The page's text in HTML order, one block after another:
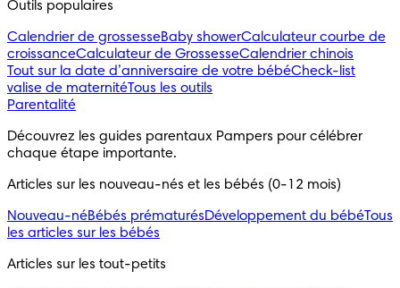
Outils populaires
Calendrier de grossesseBaby showerCalculateur courbe de
croissanceCalculateur de GrossesseCalendrier chinois
Tout sur la date d’anniversaire de votre bébéCheck-list
valise de maternitéTous les outils
Parentalité
Découvrez les guides parentaux Pampers pour célébrer
chaque étape importante.
Articles sur les nouveau-nés et les bébés (0-12 mois)
Nouveau-néBébés prématurésDéveloppement du bébéTous
les articles sur les bébés
Articles sur les tout-petits